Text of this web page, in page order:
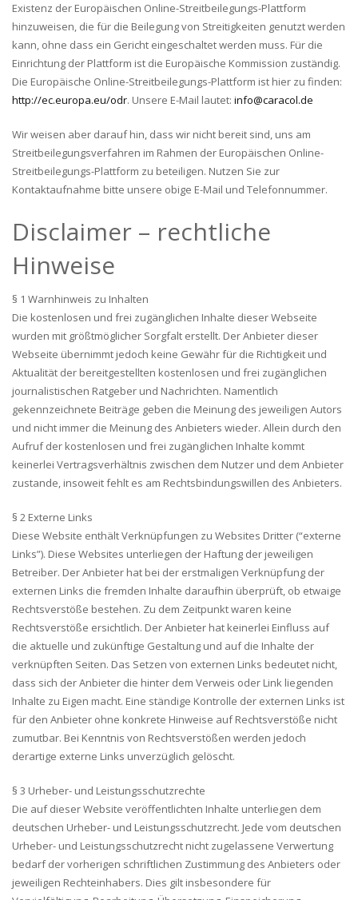
Existenz der Europäischen Online-Streitbeilegungs-Plattform
hinzuweisen, die für die Beilegung von Streitigkeiten genutzt werden
kann, ohne dass ein Gericht eingeschaltet werden muss. Für die
Einrichtung der Plattform ist die Europäische Kommission zuständig.
Die Europäische Online-Streitbeilegungs-Plattform ist hier zu finden:
http://ec.europa.eu/odr. Unsere E-Mail lautet: info@caracol.de
Wir weisen aber darauf hin, dass wir nicht bereit sind, uns am
Streitbeilegungsverfahren im Rahmen der Europäischen Online-
Streitbeilegungs-Plattform zu beteiligen. Nutzen Sie zur
Kontaktaufnahme bitte unsere obige E-Mail und Telefonnummer.
Disclaimer – rechtliche
Hinweise
§ 1 Warnhinweis zu Inhalten
Die kostenlosen und frei zugänglichen Inhalte dieser Webseite
wurden mit größtmöglicher Sorgfalt erstellt. Der Anbieter dieser
Webseite übernimmt jedoch keine Gewähr für die Richtigkeit und
Aktualität der bereitgestellten kostenlosen und frei zugänglichen
journalistischen Ratgeber und Nachrichten. Namentlich
gekennzeichnete Beiträge geben die Meinung des jeweiligen Autors
und nicht immer die Meinung des Anbieters wieder. Allein durch den
Aufruf der kostenlosen und frei zugänglichen Inhalte kommt
keinerlei Vertragsverhältnis zwischen dem Nutzer und dem Anbieter
zustande, insoweit fehlt es am Rechtsbindungswillen des Anbieters.
§ 2 Externe Links
Diese Website enthält Verknüpfungen zu Websites Dritter (“externe
Links”). Diese Websites unterliegen der Haftung der jeweiligen
Betreiber. Der Anbieter hat bei der erstmaligen Verknüpfung der
externen Links die fremden Inhalte daraufhin überprüft, ob etwaige
Rechtsverstöße bestehen. Zu dem Zeitpunkt waren keine
Rechtsverstöße ersichtlich. Der Anbieter hat keinerlei Einfluss auf
die aktuelle und zukünftige Gestaltung und auf die Inhalte der
verknüpften Seiten. Das Setzen von externen Links bedeutet nicht,
dass sich der Anbieter die hinter dem Verweis oder Link liegenden
Inhalte zu Eigen macht. Eine ständige Kontrolle der externen Links ist
für den Anbieter ohne konkrete Hinweise auf Rechtsverstöße nicht
zumutbar. Bei Kenntnis von Rechtsverstößen werden jedoch
derartige externe Links unverzüglich gelöscht.
§ 3 Urheber- und Leistungsschutzrechte
Die auf dieser Website veröffentlichten Inhalte unterliegen dem
deutschen Urheber- und Leistungsschutzrecht. Jede vom deutschen
Urheber- und Leistungsschutzrecht nicht zugelassene Verwertung
bedarf der vorherigen schriftlichen Zustimmung des Anbieters oder
jeweiligen Rechteinhabers. Dies gilt insbesondere für